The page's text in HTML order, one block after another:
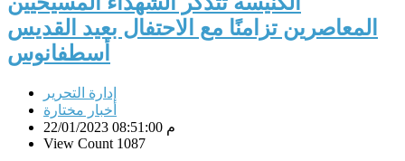
المعاصرين تزامنًا مع الاحتفال بعيد القديس
أسطفانوس
إدارة التحرير
أخبار مختارة
22/01/2023 08:51:00 م
View Count 1087